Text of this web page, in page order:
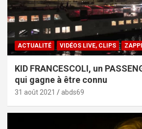
ACTUALITÉ VIDÉOS LIVE, CLIPS
KID FRANCESCOLI, un
qui gagne à être connu
31 août 2021 abds69